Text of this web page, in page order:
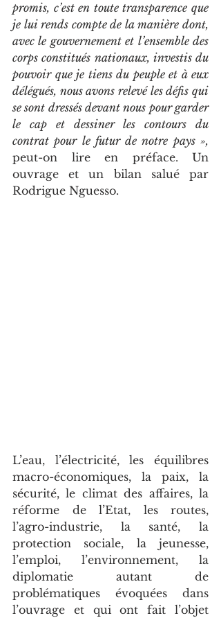
promis, c’est en toute transparence que
je lui rends compte de la manière dont,
avec le gouvernement et l’ensemble des
corps constitués nationaux, investis du
pouvoir que je tiens du peuple et à eux
délégués, nous avons relevé les défis qui
se sont dressés devant nous pour garder
le cap et dessiner les contours du
contrat pour le futur de notre pays »,
peut-on lire en préface. Un
ouvrage et un bilan salué par
Rodrigue Nguesso.
L’eau, l’électricité, les équilibres
macro-économiques, la paix, la
sécurité, le climat des affaires, la
réforme de l’Etat, les routes,
l’agro-industrie, la santé, la
protection sociale, la jeunesse,
l’emploi, l’environnement, la
diplomatie autant de
problématiques évoquées dans
l’ouvrage et qui ont fait l’objet